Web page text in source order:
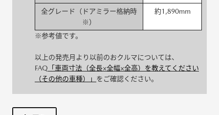
全グレード（ドアミラー格納時
※）
約1,890mm
※参考値です。
以上の発売月より以前のおクルマについては、
FAQ 「車両寸法（全長×全幅×全高）を教えてください
（その他の車種）」 をご確認ください。